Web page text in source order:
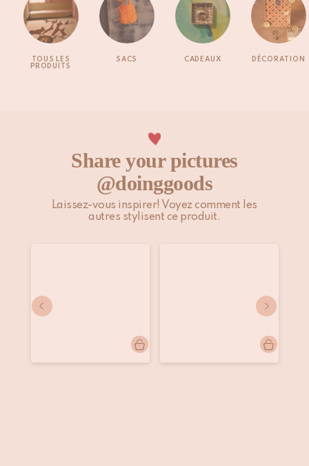
TOUS LES
PRODUITS
SACS CADEAUX DÉCORATION
Share your pictures
@doinggoods
Laissez-vous inspirer! Voyez comment les
autres stylisent ce produit.
publiée
publiée